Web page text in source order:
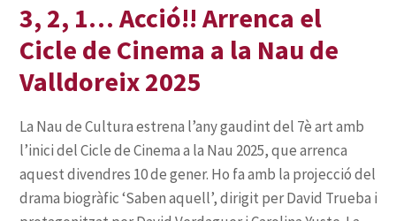
3, 2, 1… Acció!! Arrenca el
Cicle de Cinema a la Nau de
Valldoreix 2025